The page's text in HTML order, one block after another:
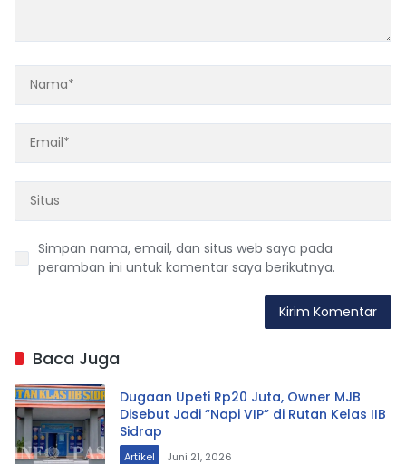
Simpan nama, email, dan situs web saya pada
peramban ini untuk komentar saya berikutnya.
Baca Juga
Dugaan Upeti Rp20 Juta, Owner MJB
Disebut Jadi “Napi VIP” di Rutan Kelas IIB
Sidrap
Artikel Juni 21, 2026